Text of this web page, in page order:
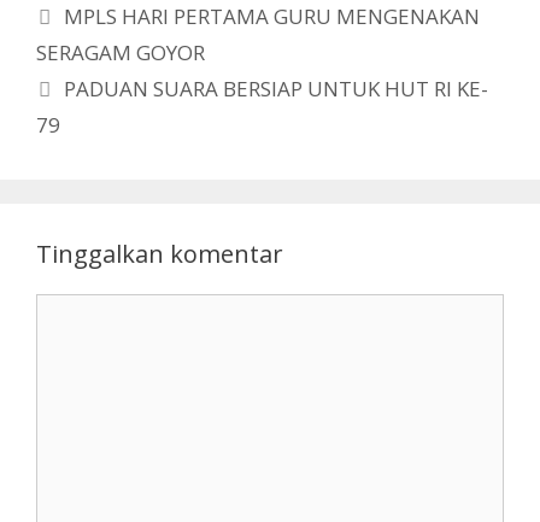
MPLS HARI PERTAMA GURU MENGENAKAN
SERAGAM GOYOR
PADUAN SUARA BERSIAP UNTUK HUT RI KE-
79
Tinggalkan komentar